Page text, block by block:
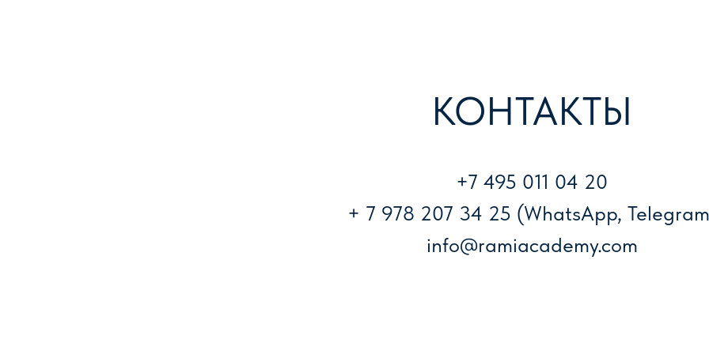
+7 495 011 04 20
+ 7 978 207 34 25 (WhatsApp,
info@ramiacademy.com
КОНТАКТЫ